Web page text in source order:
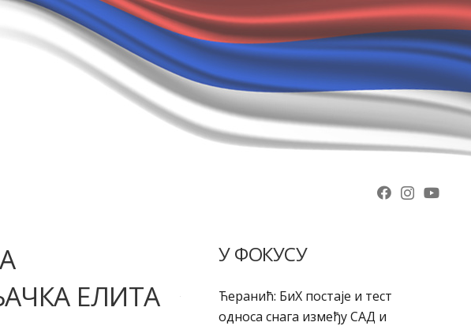
ЕЛИТА
У ФОКУСУ
Ћеранић: БиХ постаје и тест
односа снага између САД и